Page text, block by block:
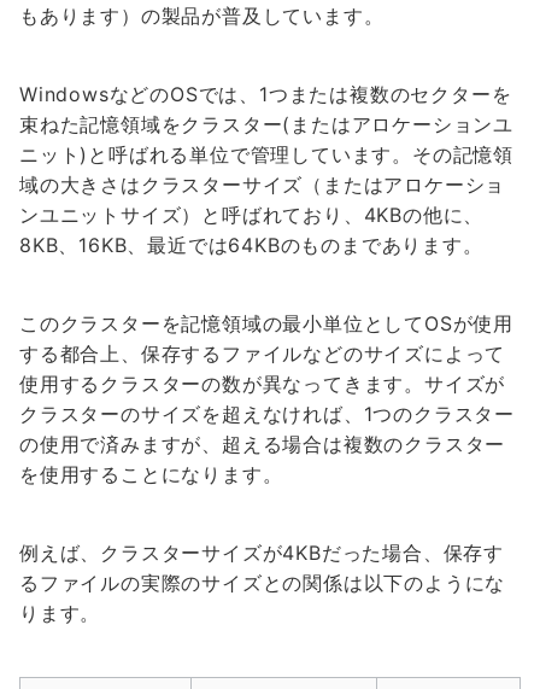
もあります）の製品が普及しています。
WindowsなどのOSでは、1つまたは複数のセクターを
束ねた記憶領域をクラスター(またはアロケーションユ
ニット)と呼ばれる単位で管理しています。その記憶領
域の大きさはクラスターサイズ（またはアロケーショ
ンユニットサイズ）と呼ばれており、4KBの他に、
8KB、16KB、最近では64KBのものまであります。
このクラスターを記憶領域の最小単位としてOSが使用
する都合上、保存するファイルなどのサイズによって
使用するクラスターの数が異なってきます。サイズが
クラスターのサイズを超えなければ、1つのクラスター
の使用で済みますが、超える場合は複数のクラスター
を使用することになります。
例えば、クラスターサイズが4KBだった場合、保存す
るファイルの実際のサイズとの関係は以下のようにな
ります。